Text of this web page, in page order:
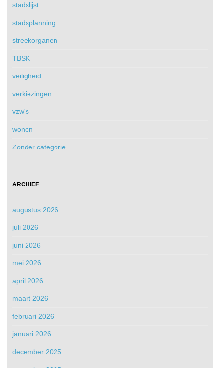
stadslijst
stadsplanning
streekorganen
TBSK
veiligheid
verkiezingen
vzw's
wonen
Zonder categorie
ARCHIEF
augustus 2026
juli 2026
juni 2026
mei 2026
april 2026
maart 2026
februari 2026
januari 2026
december 2025